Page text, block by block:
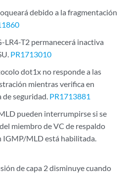
debido a la fragmentación
LR4-T2 permanecerá inactiva
PR1713010
dot1x no responde a las
mientras verifica en
de seguridad. PR1713881
pueden interrumpirse si se
miembro de VC de respaldo
IGMP/MLD está habilitada.
de capa 2 disminuye cuando